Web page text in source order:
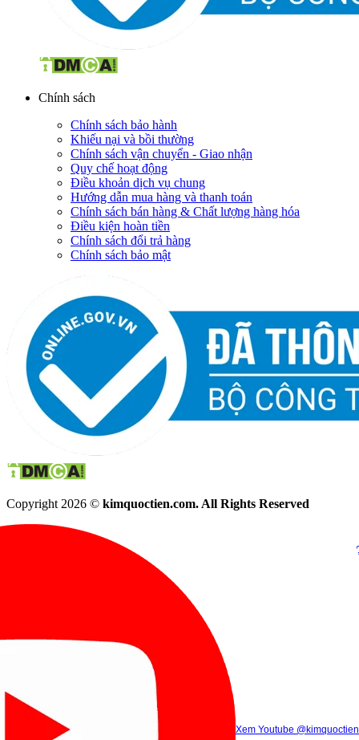
Chính sách
Chính sách bảo hành
Khiếu nại và bồi thường
Chính sách vận chuyển - Giao nhận
Quy chế hoạt động
Điều khoản dịch vụ chung
Hướng dẫn mua hàng và thanh toán
Chính sách bán hàng & Chất lượng hàng hóa
Điều kiện hoàn tiền
Chính sách đổi trả hàng
Chính sách bảo mật
Copyright 2026 © kimquoctien.com. All Rights Reserved
Xem Tik Tok
(8h00 - 21h30)
(8h00 -
Gọi điện (8h00 - 21h30)
Xem Youtube @kimquoctien